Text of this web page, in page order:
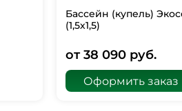
Бассейн (купель)
(1,5х1,5)
от 38 090 руб.
Оформить заказ